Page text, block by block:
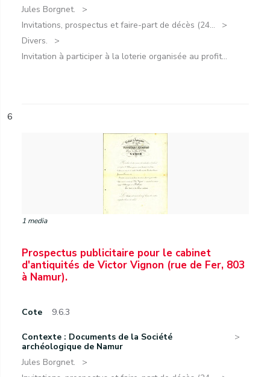
Jules Borgnet.
Invitations, prospectus et faire-part de décès (24...
Divers.
Invitation à participer à la loterie organisée au profit...
6
1 media
Prospectus publicitaire pour le cabinet
d'antiquités de Victor Vignon (rue de Fer, 803
à Namur).
Cote 9.6.3
Contexte : Documents de la Société
archéologique de Namur
Jules Borgnet.